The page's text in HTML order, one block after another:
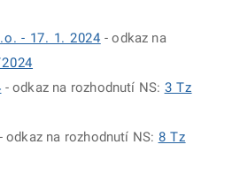
- 17. 1. 2024 - odkaz na
- odkaz na rozhodnutí NS: 3 Tz
- odkaz na rozhodnutí NS: 8 Tz